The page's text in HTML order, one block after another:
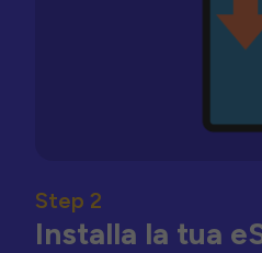
Step 2
Installa la tua